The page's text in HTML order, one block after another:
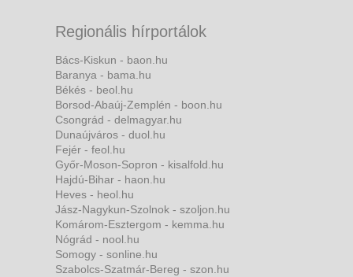
Regionális hírportálok
Bács-Kiskun - baon.hu
Baranya - bama.hu
Békés - beol.hu
Borsod-Abaúj-Zemplén - boon.hu
Csongrád - delmagyar.hu
Dunaújváros - duol.hu
Fejér - feol.hu
Győr-Moson-Sopron - kisalfold.hu
Hajdú-Bihar - haon.hu
Heves - heol.hu
Jász-Nagykun-Szolnok - szoljon.hu
Komárom-Esztergom - kemma.hu
Nógrád - nool.hu
Somogy - sonline.hu
Szabolcs-Szatmár-Bereg - szon.hu